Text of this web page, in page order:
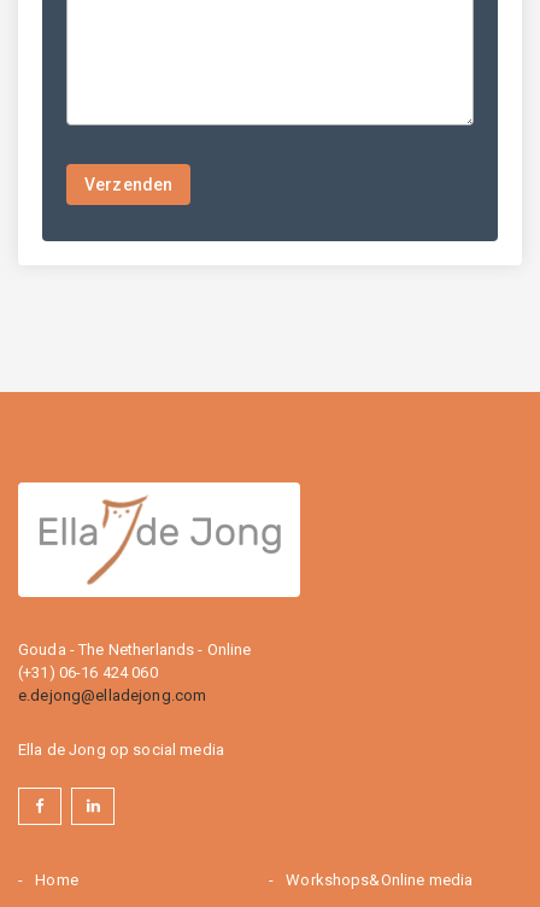
Verzenden
Gouda - The Netherlands - Online
(+31) 06-16 424 060
e.dejong@elladejong.com
Ella de Jong op social media
Home Workshops&Online media